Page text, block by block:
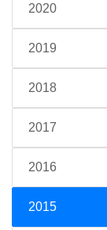
2020
2019
2018
2017
2016
2015